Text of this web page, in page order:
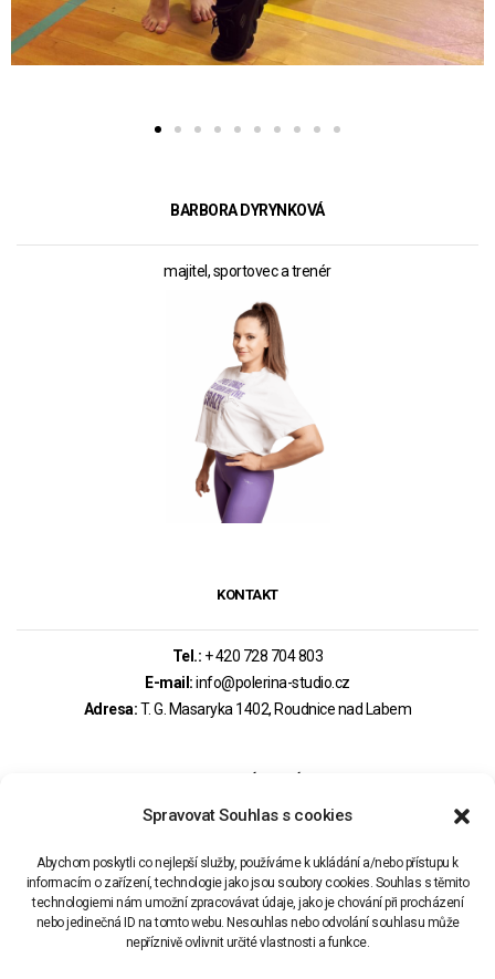
Spravovat Souhlas s cookies
Abychom poskytli co nejlepší služby, používáme k ukládání a/nebo přístupu k
informacím o zařízení, technologie jako jsou soubory cookies. Souhlas s těmito
technologiemi nám umožní zpracovávat údaje, jako je chování při procházení
nebo jedinečná ID na tomto webu. Nesouhlas nebo odvolání souhlasu může
nepříznivě ovlivnit určité vlastnosti a funkce.
BARBORA DYRYNKOVÁ
majitel, sportovec a trenér
KONTAKT
Tel.: + 420 728 704 803
E-mail:info@polerina-studio.cz
Adresa:T. G. Masaryka 1402, Roudnice nad Labem
MOHLO BY VÁS ZAJÍMAT
PRAVIDLA REZERVACÍ – OBCHODNÍ PODMÍNKY
REZERVAČNÍ SYSTÉM